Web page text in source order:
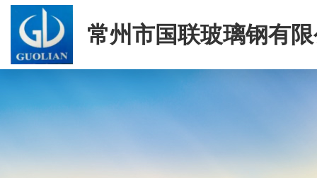
常州市国联玻璃钢有